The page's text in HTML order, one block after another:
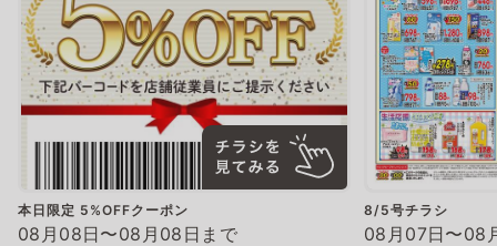
本日限定 5%OFFクーポン
08月08日〜08月08日まで
8/5号チラシ
08月07日〜08